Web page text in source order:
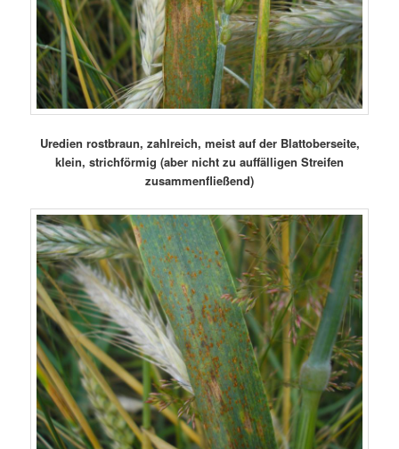
Uredien rostbraun, zahlreich, meist auf der Blattoberseite,
klein, strichförmig (aber nicht zu auffälligen Streifen
zusammenfließend)